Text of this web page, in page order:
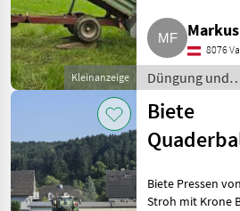
Kleinanzeige
gebraucht.
einwandfrei und
Abfüllen von Big
8076
Düngung und
Beregnung /
Biete
1270
Biete Pressen
Stroh mit Krone